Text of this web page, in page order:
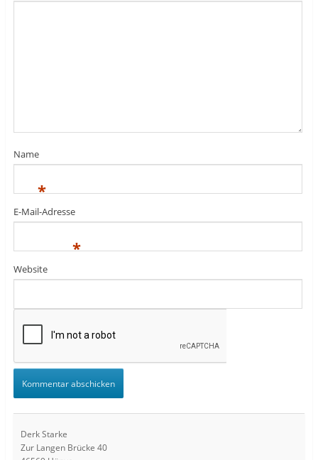
Name
*
E-Mail-Adresse
*
Website
Derk Starke
Zur Langen Brücke 40